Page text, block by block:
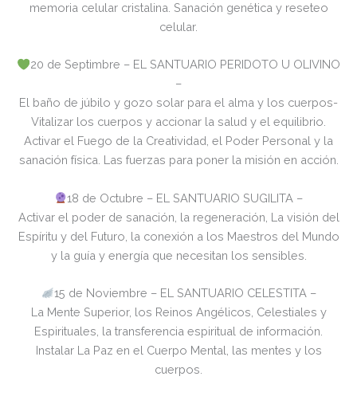
memoria celular cristalina. Sanación genética y reseteo
celular.
20 de Septimbre – EL SANTUARIO PERIDOTO U OLIVINO
–
El baño de júbilo y gozo solar para el alma y los cuerpos-
Vitalizar los cuerpos y accionar la salud y el equilibrio.
Activar el Fuego de la Creatividad, el Poder Personal y la
sanación física. Las fuerzas para poner la misión en acción.
18 de Octubre – EL SANTUARIO SUGILITA –
Activar el poder de sanación, la regeneración, La visión del
Espíritu y del Futuro, la conexión a los Maestros del Mundo
y la guía y energía que necesitan los sensibles.
15 de Noviembre – EL SANTUARIO CELESTITA –
La Mente Superior, los Reinos Angélicos, Celestiales y
Espirituales, la transferencia espiritual de información.
Instalar La Paz en el Cuerpo Mental, las mentes y los
cuerpos.